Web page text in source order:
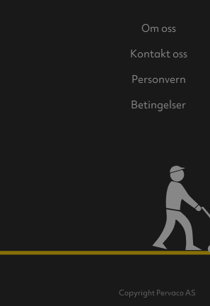
Om oss
Kontakt oss
Personvern
Betingelser
Copyright Pervaco AS